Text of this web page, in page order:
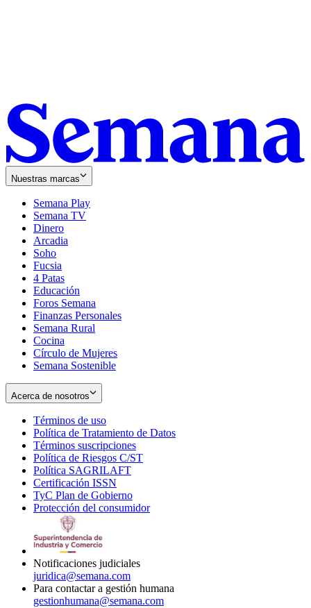
Nuestras marcas
Semana Play
Semana TV
Dinero
Arcadia
Soho
in
new
window
Fucsia
in
new
window
4 Patas
Educación
Foros Semana
Finanzas Personales
Semana Rural
Cocina
Círculo de Mujeres
Semana Sostenible
Acerca de nosotros
Términos de uso
in
new
window
Política de Tratamiento de Datos
Términos suscripciones
in
Política de Riesgos C/ST
Política SAGRILAFT
new
window
Certificación ISSN
in
new
TyC Plan de Gobierno
in
Protección del consumidorOpens
Notificaciones judiciales
juridica@semana.com
Para contactar a gestión humana
gestionhumana@semana.com